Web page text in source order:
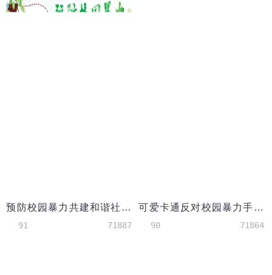
预防校园暴力共建和谐社会手抄报模板
91 71887
可爱卡通反对校园暴力手抄报模板
90 71864